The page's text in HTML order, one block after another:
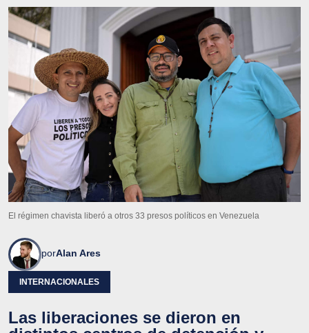
El régimen chavista liberó a otros 33 presos políticos en Venezuela
porAlan Ares
INTERNACIONALES
Las liberaciones se dieron en